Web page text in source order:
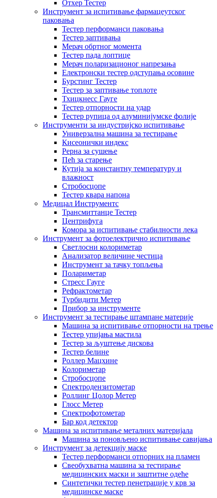
Отхер Тестер
Инструмент за испитивање фармацеутског
паковања
Тестер перформанси паковања
Тестер заптивања
Мерач обртног момента
Тестер пада лоптице
Мерач поларизационог напрезања
Електронски тестер одступања осовине
Бурстинг Тестер
Тестер за заптивање топлоте
Тхицкнесс Гауге
Тестер отпорности на удар
Тестер рупица од алуминијумске фолије
Инструменти за индустријско испитивање
Универзална машина за тестирање
Кисеонички индекс
Рерна за сушење
Пећ за старење
Кутија за константну температуру и
влажност
Стробосцопе
Тестер квара напона
Медицал Инструментс
Трансмиттанце Тестер
Центрифуга
Комора за испитивање стабилности лека
Инструмент за фотоелектрично испитивање
Светлосни колориметар
Анализатор величине честица
Инструмент за тачку топљења
Полариметар
Стресс Гауге
Рефрактометар
Турбидити Метер
Прибор за инструменте
Инструмент за тестирање штампане материје
Машина за испитивање отпорности на трење
Тестер упијања мастила
Тестер за љуштење дискова
Тестер белине
Роллер Мацхине
Колориметар
Стробосцопе
Спектродензитометар
Роллинг Цолор Метер
Глосс Метер
Спектрофотометар
Бар код детектор
Машина за испитивање металних материјала
Машина за поновљено испитивање савијања
Инструмент за детекцију маске
Тестер перформанси отпорних на пламен
Свеобухватна машина за тестирање
медицинских маски и заштитне одеће
Синтетички тестер пенетрације у крв за
медицинске маске